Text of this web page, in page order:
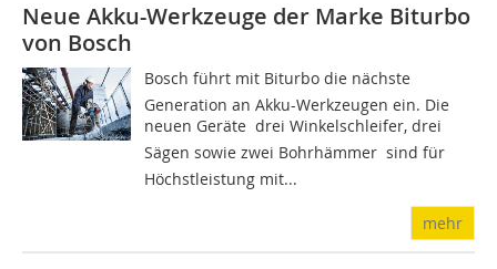
Neue Akku-Werkzeuge der Marke Biturbo
von Bosch
Bosch führt mit Biturbo die nächste
Generation an Akku-Werkzeugen ein. Die
neuen Geräte  drei Winkelschleifer, drei
Sägen sowie zwei Bohrhämmer  sind für
Höchstleistung mit...
mehr